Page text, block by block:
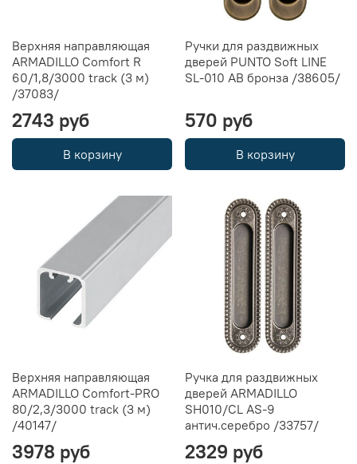
Верхняя направляющая
ARMADILLO Comfort R
60/1,8/3000 track (3 м)
/37083/
2743 руб
В корзину
Ручки для раздвижных
дверей PUNTO Soft LINE
SL-010 AB бронза /38605/
570 руб
В корзину
Верхняя направляющая
ARMADILLO Comfort-PRO
80/2,3/3000 track (3 м)
/40147/
3978 руб
Ручка для раздвижных
дверей ARMADILLO
SH010/CL AS-9
антич.серебро /33757/
2329 руб